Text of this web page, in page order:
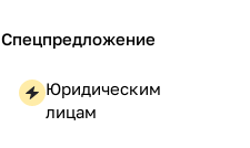
Спецпредложение
Юридическим
лицам